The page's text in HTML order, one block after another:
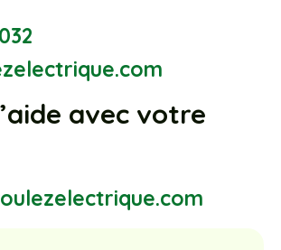
avec votre